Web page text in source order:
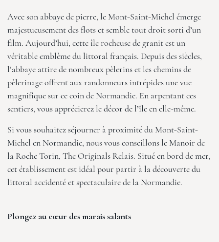
Avec son abbaye de pierre, le Mont-Saint-Michel émerge
majestueusement des flots et semble tout droit sorti d’un
film. Aujourd’hui, cette île rocheuse de granit est un
véritable emblème du littoral français. Depuis des siècles,
l’abbaye attire de nombreux pèlerins et les chemins de
pèlerinage offrent aux randonneurs intrépides une vue
magnifique sur ce coin de Normandie. En arpentant ces
sentiers, vous apprécierez le décor de l’île en elle-même.
Si vous souhaitez séjourner à proximité du Mont-Saint-
Michel en Normandie, nous vous conseillons le Manoir de
la Roche Torin, The Originals Relais. Situé en bord de mer,
cet établissement est idéal pour partir à la découverte du
littoral accidenté et spectaculaire de la Normandie.
Plongez au cœur des marais salants